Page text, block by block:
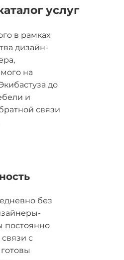
услуг
в рамках
дизайн-
на
до
и
связи
без
постоянно
связи с